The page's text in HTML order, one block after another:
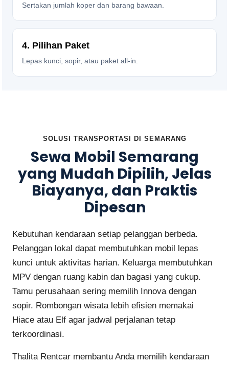
Sertakan jumlah koper dan barang bawaan.
4. Pilihan Paket
Lepas kunci, sopir, atau paket all-in.
SOLUSI TRANSPORTASI DI SEMARANG
Sewa Mobil Semarang
yang Mudah Dipilih, Jelas
Biayanya, dan Praktis
Dipesan
Kebutuhan kendaraan setiap pelanggan berbeda.
Pelanggan lokal dapat membutuhkan mobil lepas
kunci untuk aktivitas harian. Keluarga membutuhkan
MPV dengan ruang kabin dan bagasi yang cukup.
Tamu perusahaan sering memilih Innova dengan
sopir. Rombongan wisata lebih efisien memakai
Hiace atau Elf agar jadwal perjalanan tetap
terkoordinasi.
Thalita Rentcar membantu Anda memilih kendaraan